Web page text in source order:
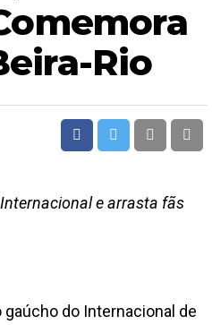
Rio
e arrasta fãs
do Internacional de